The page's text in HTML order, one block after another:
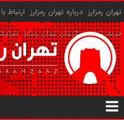
تهران رمزارز درباره تهران رمزارز ارتباط
حریم شخصی کاربران تهران رمزارز